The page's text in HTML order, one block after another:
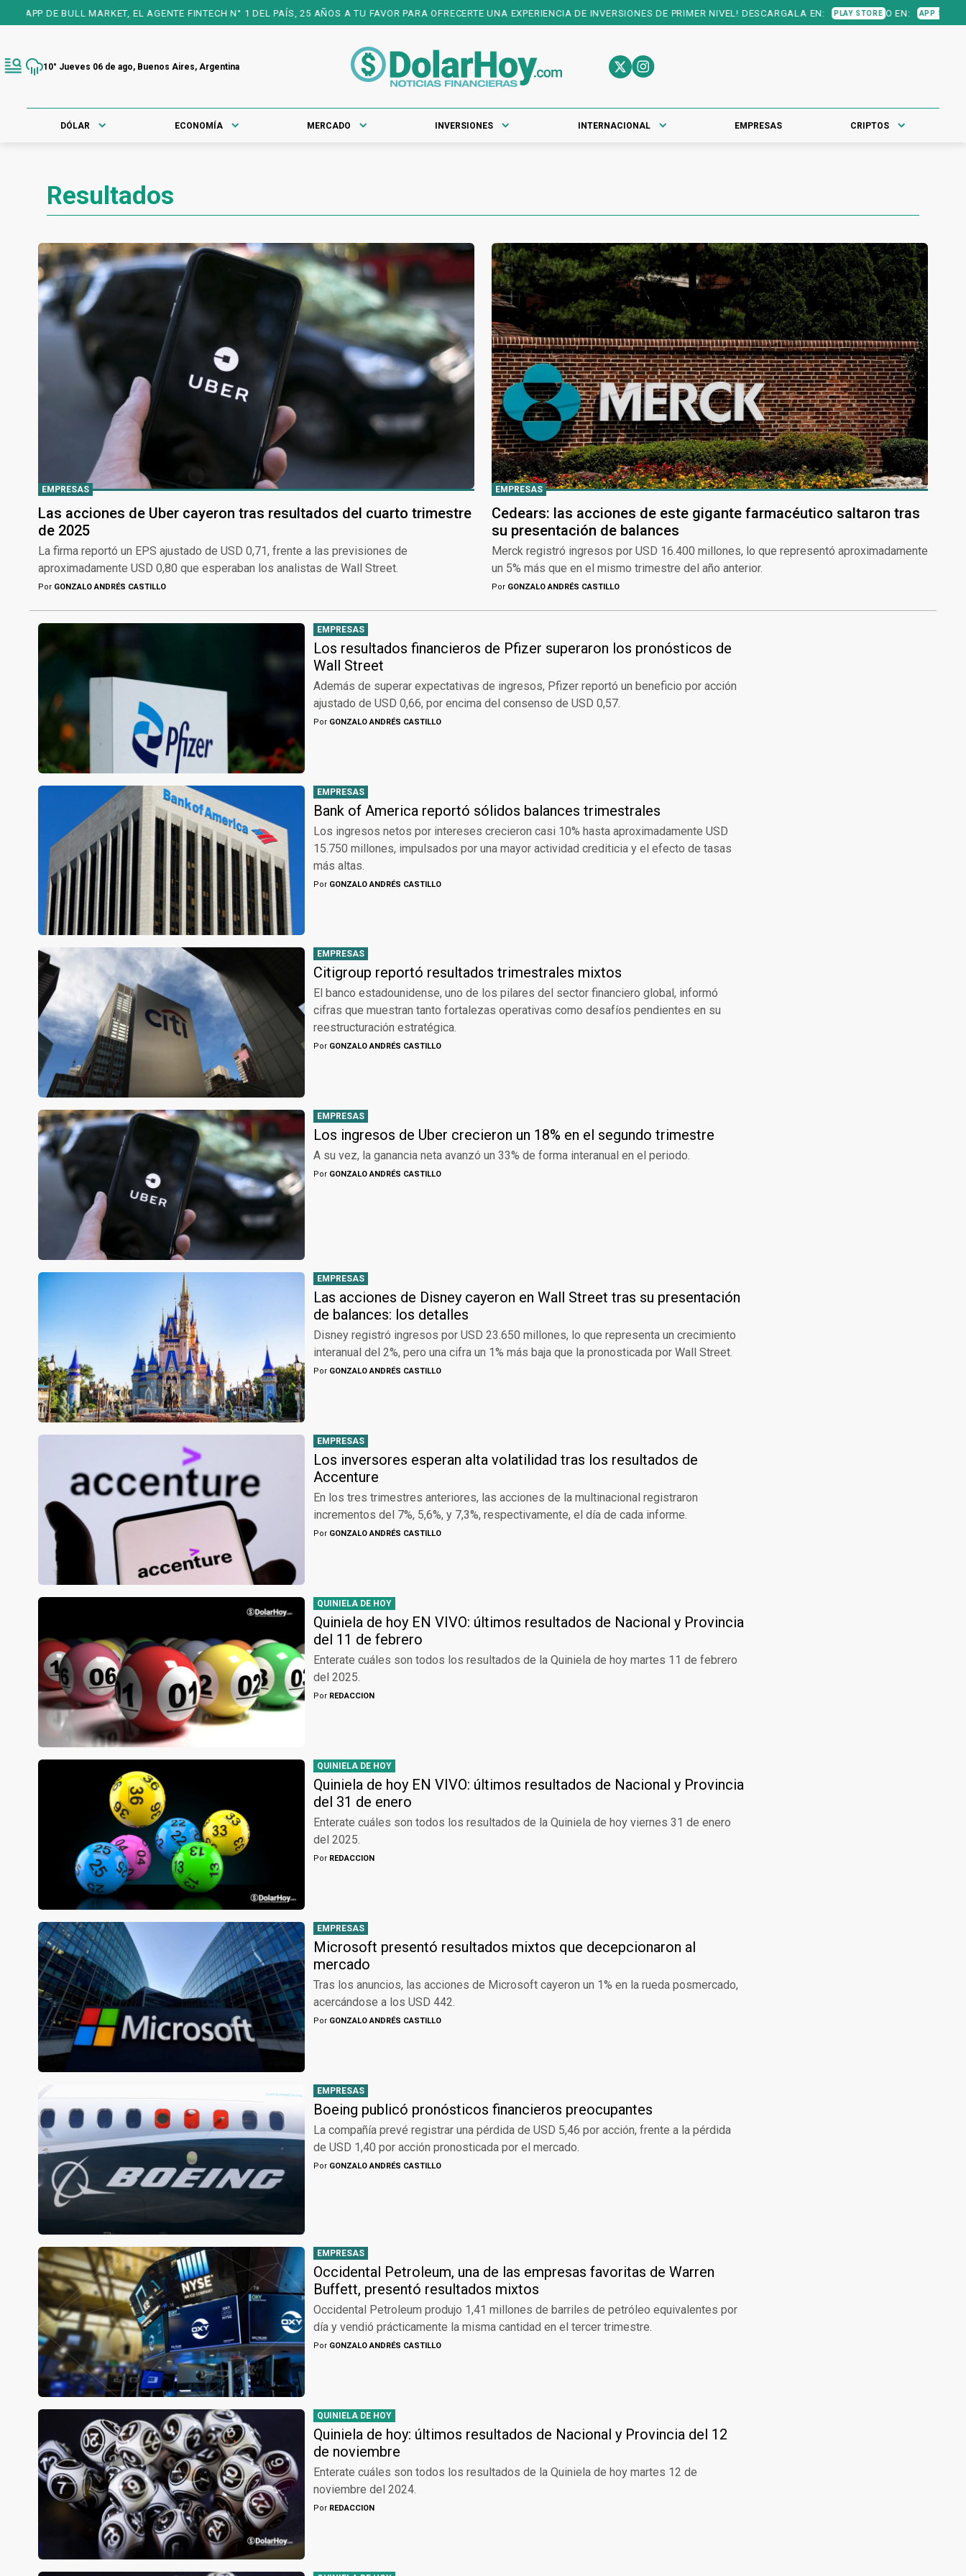
EL AGENTE FINTECH N° 1 DEL PAÍS, 25 AÑOS A TU FAVOR PARA OFRECERTE UNA EXPERIENCIA DE INVERSIONES DE PRIMER NIVEL! DESCARGALA EN: PLAY STORE O EN: APP STORE
10° Jueves 06 de ago, Buenos Aires, Argentina
DÓLAR ECONOMÍA MERCADO INVERSIONES INTERNACIONAL EMPRESAS CRIPTOS
Resultados
EMPRESAS
Las acciones de Uber cayeron tras resultados del cuarto trimestre
de 2025
La firma reportó un EPS ajustado de USD 0,71, frente a las previsiones de
aproximadamente USD 0,80 que esperaban los analistas de Wall Street.
Por GONZALO ANDRÉS CASTILLO
EMPRESAS
Cedears: las acciones de este gigante farmacéutico saltaron tras
su presentación de balances
Merck registró ingresos por USD 16.400 millones, lo que representó aproximadamente
un 5% más que en el mismo trimestre del año anterior.
Por GONZALO ANDRÉS CASTILLO
EMPRESAS
Los resultados financieros de Pfizer superaron los pronósticos de
Wall Street
Además de superar expectativas de ingresos, Pfizer reportó un beneficio por acción
ajustado de USD 0,66, por encima del consenso de USD 0,57.
Por GONZALO ANDRÉS CASTILLO
EMPRESAS
Bank of America reportó sólidos balances trimestrales
Los ingresos netos por intereses crecieron casi 10% hasta aproximadamente USD
15.750 millones, impulsados por una mayor actividad crediticia y el efecto de tasas
más altas.
Por GONZALO ANDRÉS CASTILLO
EMPRESAS
Citigroup reportó resultados trimestrales mixtos
El banco estadounidense, uno de los pilares del sector financiero global, informó
cifras que muestran tanto fortalezas operativas como desafíos pendientes en su
reestructuración estratégica.
Por GONZALO ANDRÉS CASTILLO
EMPRESAS
Los ingresos de Uber crecieron un 18% en el segundo trimestre
A su vez, la ganancia neta avanzó un 33% de forma interanual en el periodo.
Por GONZALO ANDRÉS CASTILLO
EMPRESAS
Las acciones de Disney cayeron en Wall Street tras su presentación
de balances: los detalles
Disney registró ingresos por USD 23.650 millones, lo que representa un crecimiento
interanual del 2%, pero una cifra un 1% más baja que la pronosticada por Wall Street.
Por GONZALO ANDRÉS CASTILLO
EMPRESAS
Los inversores esperan alta volatilidad tras los resultados de
Accenture
En los tres trimestres anteriores, las acciones de la multinacional registraron
incrementos del 7%, 5,6%, y 7,3%, respectivamente, el día de cada informe.
Por GONZALO ANDRÉS CASTILLO
QUINIELA DE HOY
Quiniela de hoy EN VIVO: últimos resultados de Nacional y Provincia
del 11 de febrero
Enterate cuáles son todos los resultados de la Quiniela de hoy martes 11 de febrero
del 2025.
Por REDACCION
QUINIELA DE HOY
Quiniela de hoy EN VIVO: últimos resultados de Nacional y Provincia
del 31 de enero
Enterate cuáles son todos los resultados de la Quiniela de hoy viernes 31 de enero
del 2025.
Por REDACCION
EMPRESAS
Microsoft presentó resultados mixtos que decepcionaron al
mercado
Tras los anuncios, las acciones de Microsoft cayeron un 1% en la rueda posmercado,
acercándose a los USD 442.
Por GONZALO ANDRÉS CASTILLO
EMPRESAS
Boeing publicó pronósticos financieros preocupantes
La compañía prevé registrar una pérdida de USD 5,46 por acción, frente a la pérdida
de USD 1,40 por acción pronosticada por el mercado.
Por GONZALO ANDRÉS CASTILLO
EMPRESAS
Occidental Petroleum, una de las empresas favoritas de Warren
Buffett, presentó resultados mixtos
Occidental Petroleum produjo 1,41 millones de barriles de petróleo equivalentes por
día y vendió prácticamente la misma cantidad en el tercer trimestre.
Por GONZALO ANDRÉS CASTILLO
QUINIELA DE HOY
Quiniela de hoy: últimos resultados de Nacional y Provincia del 12
de noviembre
Enterate cuáles son todos los resultados de la Quiniela de hoy martes 12 de
noviembre del 2024.
Por REDACCION